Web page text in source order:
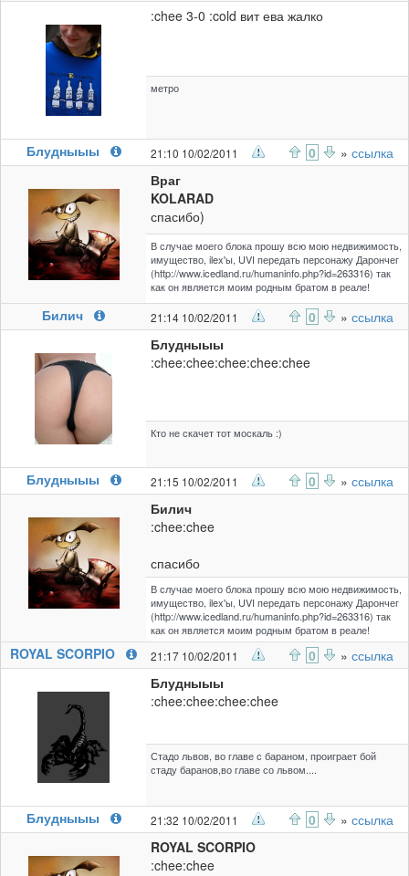
:chee 3-0 :cold вит ева жалко
метро
Блудныыы 21:10 10/02/2011 0 » ссылка
Враг
KOLARAD
спасибо)
В случае моего блока прошу всю мою недвижимость,
имущество, ilex'ы, UVI передать персонажу Дарончег
(http://www.icedland.ru/humaninfo.php?id=263316) так
как он является моим родным братом в реале!
Билич 21:14 10/02/2011 0 » ссылка
Блудныыы
:chee:chee:chee:chee:chee
Кто не скачет тот москаль :)
Блудныыы 21:15 10/02/2011 0 » ссылка
Билич
:chee:chee
спасибо
В случае моего блока прошу всю мою недвижимость,
имущество, ilex'ы, UVI передать персонажу Дарончег
(http://www.icedland.ru/humaninfo.php?id=263316) так
как он является моим родным братом в реале!
ROYAL SCORPIO 21:17 10/02/2011 0 » ссылка
Блудныыы
:chee:chee:chee:chee
Стадо львов, во главе с бараном, проиграет бой
стаду баранов,во главе со львом....
Блудныыы 21:32 10/02/2011 0 » ссылка
ROYAL SCORPIO
:chee:chee